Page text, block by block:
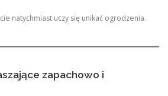
natychmiast uczy się unikać ogrodzenia.
zapachowo i